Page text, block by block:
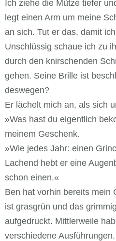
Ich ziehe die Mütze tiefer
legt einen Arm um meine
an sich. Tut er das, damit
Unschlüssig schaue ich zu
durch den knirschenden
gehen. Seine Brille ist
deswegen?
Er lächelt mich an, als sich
»Was hast du eigentlich
meinem Geschenk.
»Wie jedes Jahr: einen
Lachend hebt er eine
schon einen.«
Ben hat vorhin bereits mein
ist grasgrün und das
aufgedruckt. Mittlerweile
verschiedene